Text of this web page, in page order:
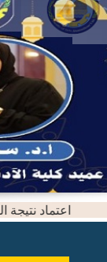
اعتماد نتيجة